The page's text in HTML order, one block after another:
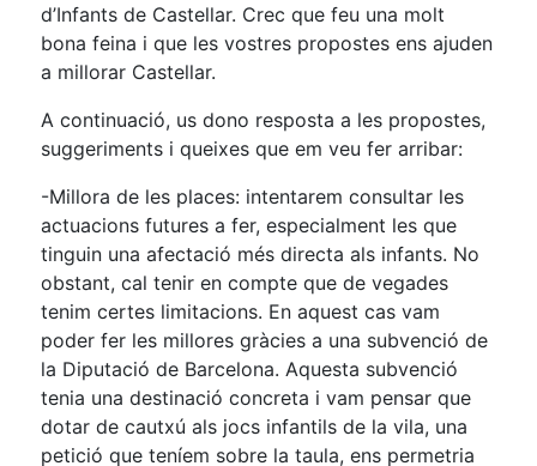
d’Infants de Castellar. Crec que feu una molt
bona feina i que les vostres propostes ens ajuden
a millorar Castellar.
A continuació, us dono resposta a les propostes,
suggeriments i queixes que em veu fer arribar:
-Millora de les places: intentarem consultar les
actuacions futures a fer, especialment les que
tinguin una afectació més directa als infants. No
obstant, cal tenir en compte que de vegades
tenim certes limitacions. En aquest cas vam
poder fer les millores gràcies a una subvenció de
la Diputació de Barcelona. Aquesta subvenció
tenia una destinació concreta i vam pensar que
dotar de cautxú als jocs infantils de la vila, una
petició que teníem sobre la taula, ens permetria